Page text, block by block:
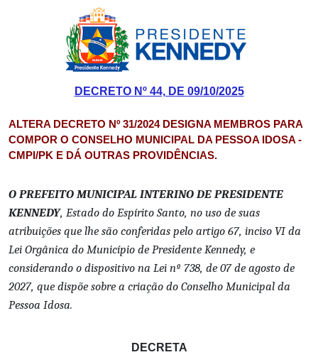
DECRETO Nº 44, DE 09/10/2025
ALTERA DECRETO Nº 31/2024 DESIGNA MEMBROS PARA
COMPOR O CONSELHO MUNICIPAL DA PESSOA IDOSA -
CMPI/PK E DÁ OUTRAS PROVIDÊNCIAS.
O PREFEITO MUNICIPAL INTERINO DE PRESIDENTE
KENNEDY, Estado do Espírito Santo, no uso de suas
atribuições que lhe são conferidas pelo artigo 67, inciso VI da
Lei Orgânica do Município de Presidente Kennedy, e
considerando o dispositivo na Lei nº 738, de 07 de agosto de
2027, que dispõe sobre a criação do Conselho Municipal da
Pessoa Idosa.
DECRETA